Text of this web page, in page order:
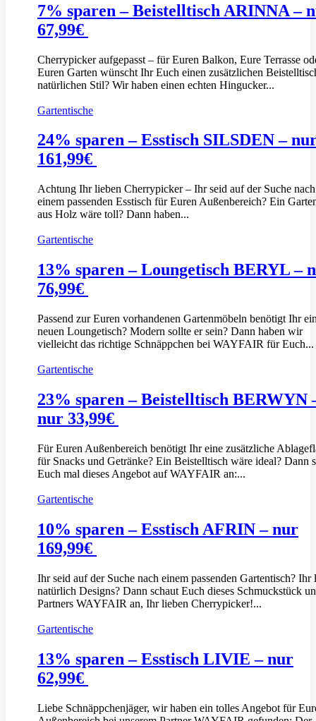
7% sparen – Beistelltisch ARINNA –
67,99€
Cherrypicker aufgepasst – für Euren Balkon, Eure Terrasse
Euren Garten wünscht Ihr Euch einen zusätzlichen
natürlichen Stil? Wir haben einen echten Hingucker...
Gartentische
24% sparen – Esstisch SILSDEN –
161,99€
Achtung Ihr lieben Cherrypicker – Ihr seid auf der Suche nach
einem passenden Esstisch für Euren Außenbereich? Ein
aus Holz wäre toll? Dann haben...
Gartentische
13% sparen – Loungetisch BERYL –
76,99€
Passend zur Euren vorhandenen Gartenmöbeln benötigt Ihr
neuen Loungetisch? Modern sollte er sein? Dann haben wir
vielleicht das richtige Schnäppchen bei WAYFAIR für Euch...
Gartentische
23% sparen – Beistelltisch BERWYN
nur 33,99€
Für Euren Außenbereich benötigt Ihr eine zusätzliche
für Snacks und Getränke? Ein Beistelltisch wäre ideal? Dann
Euch mal dieses Angebot auf WAYFAIR an:...
Gartentische
10% sparen – Esstisch AFRIN – nur
169,99€
Ihr seid auf der Suche nach einem passenden Gartentisch? Ihr
natürlich Designs? Dann schaut Euch dieses Schmuckstück
Partners WAYFAIR an, Ihr lieben Cherrypicker!...
Gartentische
13% sparen – Esstisch LIVIE – nur
62,99€
Liebe Schnäppchenjäger, wir haben ein tolles Angebot für